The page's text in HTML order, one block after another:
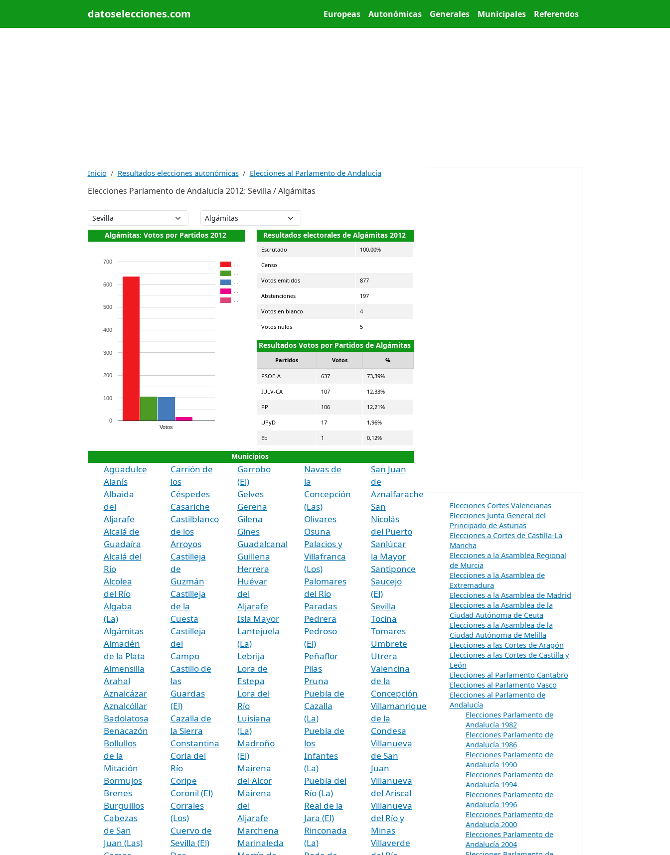
datoselecciones.com Main menu
Europeas Autonómicas Generales Municipales Referendos
Inicio Resultados elecciones autonómicas Elecciones al Parlamento de Andalucía
Elecciones Parlamento de Andalucía 2012: Sevilla / Algámitas
Algámitas: Votos por Partidos 2012
Votos
0
100
200
300
400
500
600
700
Resultados electorales de Algámitas 2012
Escrutado 100,00%
Censo
Votos emitidos 877
Abstenciones 197
Votos en blanco 4
Votos nulos 5
Resultados Votos por Partidos de Algámitas
Partidos Votos %
PSOE-A 637 73,39%
IULV-CA 107 12,33%
PP 106 12,21%
UPyD 17 1,96%
Eb 1 0,12%
Municipios
Aguadulce
Alanís
Albaida
del
Aljarafe
Alcalá de
Guadaíra
Alcalá del
Río
Alcolea
del Río
Algaba
(La)
Algámitas
Almadén
de la Plata
Almensilla
Arahal
Aznalcázar
Aznalcóllar
Badolatosa
Benacazón
Bollullos
de la
Mitación
Bormujos
Brenes
Burguillos
Cabezas
de San
Juan (Las)
Carrión de
los
Céspedes
Casariche
Castilblanco
de los
Arroyos
Castilleja
de
Guzmán
Castilleja
de la
Cuesta
Castilleja
del
Campo
Castillo de
las
Guardas
(El)
Cazalla de
la Sierra
Constantina
Coria del
Río
Coripe
Coronil (El)
Corrales
(Los)
Cuervo de
Sevilla (El)
Garrobo
(El)
Gelves
Gerena
Gilena
Gines
Guadalcanal
Guillena
Herrera
Huévar
del
Aljarafe
Isla Mayor
Lantejuela
(La)
Lebrija
Lora de
Estepa
Lora del
Río
Luisiana
(La)
Madroño
(El)
Mairena
del Alcor
Mairena
del
Aljarafe
Marchena
Marinaleda
Navas de
la
Concepción
(Las)
Olivares
Osuna
Palacios y
Villafranca
(Los)
Palomares
del Río
Paradas
Pedrera
Pedroso
(El)
Peñaflor
Pilas
Pruna
Puebla de
Cazalla
(La)
Puebla de
los
Infantes
(La)
Puebla del
Río (La)
Real de la
Jara (El)
Rinconada
(La)
San Juan
de
Aznalfarache
San
Nicolás
del Puerto
Sanlúcar
la Mayor
Santiponce
Saucejo
(El)
Sevilla
Tocina
Tomares
Umbrete
Utrera
Valencina
de la
Concepción
Villamanrique
de la
Condesa
Villanueva
de San
Juan
Villanueva
del Ariscal
Villanueva
del Río y
Minas
Villaverde
Elecciones Cortes Valencianas
Elecciones Junta General del
Principado de Asturias
Elecciones a Cortes de Castilla-La
Mancha
Elecciones a la Asamblea Regional
de Murcia
Elecciones a la Asamblea de
Extremadura
Elecciones a la Asamblea de Madrid
Elecciones a la Asamblea de la
Ciudad Autónoma de Ceuta
Elecciones a la Asamblea de la
Ciudad Autónoma de Melilla
Elecciones a las Cortes de Aragón
Elecciones a las Cortes de Castilla y
León
Elecciones al Parlamento Cantabro
Elecciones al Parlamento Vasco
Elecciones al Parlamento de
Andalucía
Elecciones Parlamento de
Andalucía 1982
Elecciones Parlamento de
Andalucía 1986
Elecciones Parlamento de
Andalucía 1990
Elecciones Parlamento de
Andalucía 1994
Elecciones Parlamento de
Andalucía 1996
Elecciones Parlamento de
Andalucía 2000
Elecciones Parlamento de
Andalucía 2004